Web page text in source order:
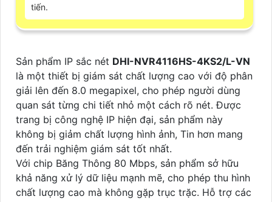
tiến.
Sản phẩm IP sắc nét DHI-NVR4116HS-4KS2/L-VN
là một thiết bị giám sát chất lượng cao với độ phân
giải lên đến 8.0 megapixel, cho phép người dùng
quan sát từng chi tiết nhỏ một cách rõ nét. Được
trang bị công nghệ IP hiện đại, sản phẩm này
không bị giảm chất lượng hình ảnh, Tin hơn mang
đến trải nghiệm giám sát tốt nhất.
Với chip Băng Thông 80 Mbps, sản phẩm sở hữu
khả năng xử lý dữ liệu mạnh mẽ, cho phép thu hình
chất lượng cao mà không gặp trục trặc. Hỗ trợ các